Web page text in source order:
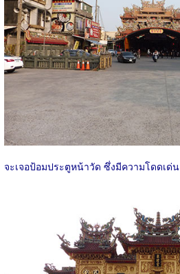
จะเจอป้อมประตูหน้าวัด ซึ่งมีความโดดเด่น